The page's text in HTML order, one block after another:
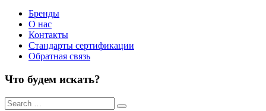
Бренды
О нас
Контакты
Стандарты сертификации
Обратная связь
Что будем искать?